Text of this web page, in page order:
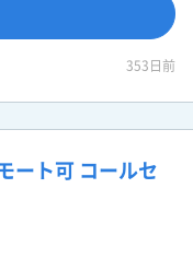
353日前
ート可 コールセ